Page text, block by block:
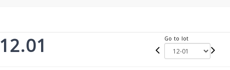
12.01 Go to lot